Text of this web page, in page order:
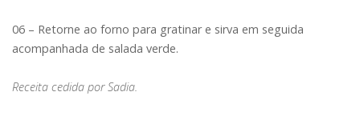
06 – Retorne ao forno para gratinar e sirva em seguida
acompanhada de salada verde.
Receita cedida por Sadia.